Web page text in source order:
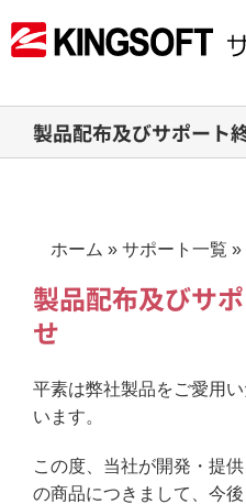
to
製品配布及びサポート
ホーム » サポート一覧 »
製品配布及びサ
せ
平素は弊社製品をご愛用
います。
この度、当社が開発・提
の商品につきまして、今